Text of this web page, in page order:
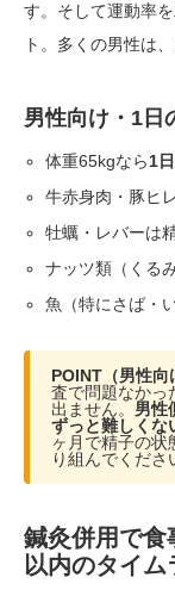
す。そして運動率
ト。多くの男性は
男性向け・1日
体重65kgなら1
牛赤身肉・豚ヒ
牡蠣・レバーは
ナッツ類（くる
魚（特にさば・
POINT（男性向
査で問題なかっ
出ません。 男性
ずっと難しくな
ヶ月で精子の状
り組んでくださ
鍼灸併用で食
以内のタイム